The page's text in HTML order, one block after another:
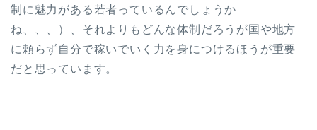
制に魅力がある若者っているんでしょうか
ね、、、）、それよりもどんな体制だろうが国や地方
に頼らず自分で稼いでいく力を身につけるほうが重要
だと思っています。